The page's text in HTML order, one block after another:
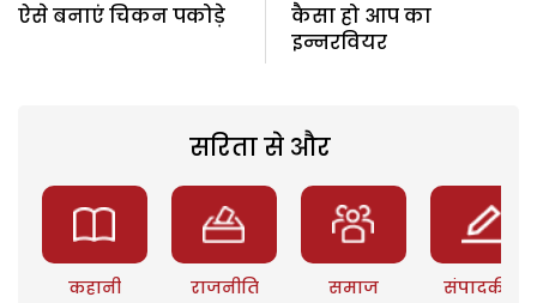
ऐसे बनाएं चिकन पकोड़े
कैसा हो आप का
इन्नरवियर
सरिता से और
कहानी राजनीति समाज संपादकीय